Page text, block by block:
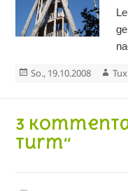
Veröffentlicht
So., 19.10.2008 Tux
3
Turm“